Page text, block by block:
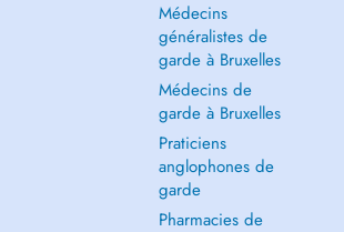
Médecins
généralistes de
garde à Bruxelles
Médecins de
garde à Bruxelles
Praticiens
anglophones de
garde
Pharmacies de